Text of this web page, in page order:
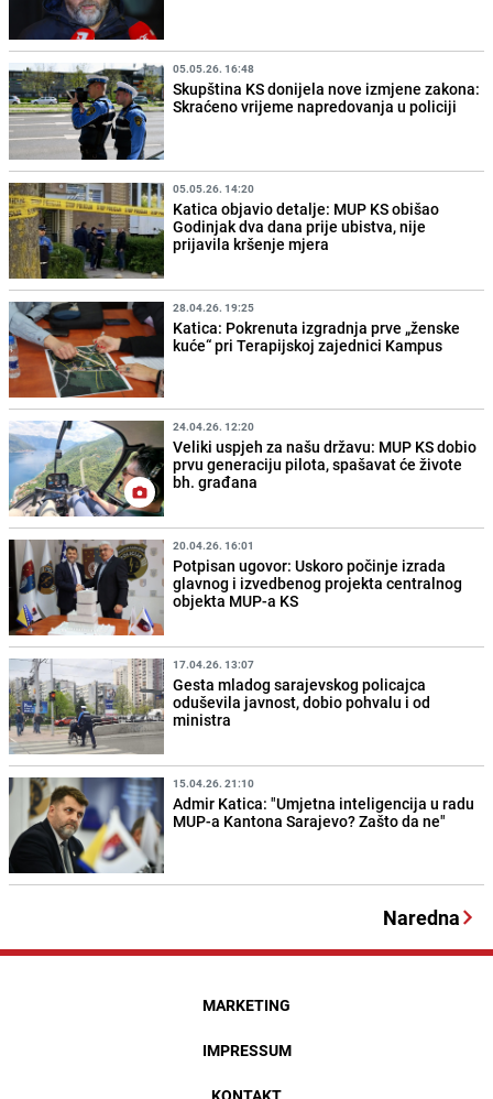
05.05.26. 16:48
Skupština KS donijela nove izmjene zakona:
Skraćeno vrijeme napredovanja u policiji
05.05.26. 14:20
Katica objavio detalje: MUP KS obišao
Godinjak dva dana prije ubistva, nije
prijavila kršenje mjera
28.04.26. 19:25
Katica: Pokrenuta izgradnja prve „ženske
kuće“ pri Terapijskoj zajednici Kampus
24.04.26. 12:20
Veliki uspjeh za našu državu: MUP KS dobio
prvu generaciju pilota, spašavat će živote
bh. građana
20.04.26. 16:01
Potpisan ugovor: Uskoro počinje izrada
glavnog i izvedbenog projekta centralnog
objekta MUP-a KS
17.04.26. 13:07
Gesta mladog sarajevskog policajca
oduševila javnost, dobio pohvalu i od
ministra
15.04.26. 21:10
Admir Katica: "Umjetna inteligencija u radu
MUP-a Kantona Sarajevo? Zašto da ne"
Naredna
MARKETING
IMPRESSUM